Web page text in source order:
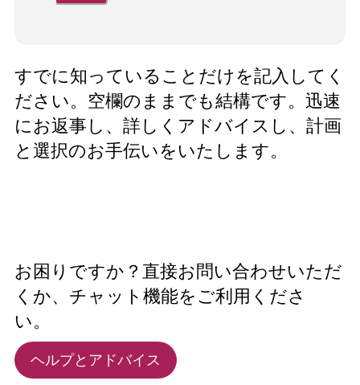
すでに知っていることだけを記入してく
ださい。空欄のままでも結構です。迅速
にお返事し、詳しくアドバイスし、計画
と選択のお手伝いをいたします。
お困りですか？直接お問い合わせいただ
くか、チャット機能をご利用くださ
い。
ヘルプとアドバイス